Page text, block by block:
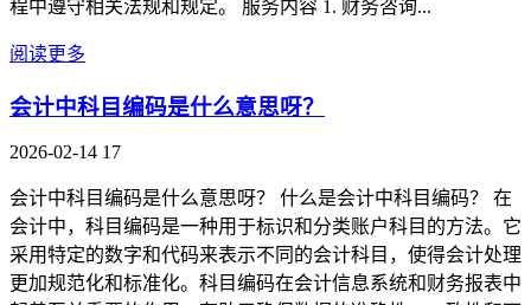
程中遵守相关法规和规定。 服务内容 1. 财务咨询...
阅读更多
会计中科目编码是什么意思呀？
2026-02-14 17
会计中科目编码是什么意思呀？ 什么是会计中科目编码？ 在
会计中，科目编码是一种用于标识和分类账户科目的方法。它
采用特定的数字和代码来表示不同的会计科目，使得会计处理
更加规范化和标准化。科目编码在会计信息系统和财务报表中